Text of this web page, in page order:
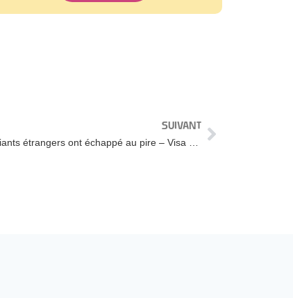
SUIVANT
Etudier aux Etats-Unis 2020 – Les étudiants étrangers ont échappé au pire – Visa F-1